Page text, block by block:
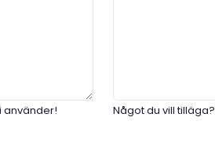
använder! Något du vill tilläga?